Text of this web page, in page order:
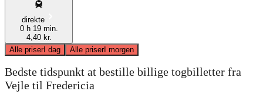
direkte
0 h 19 min.
4,40 kr.
Alle priserI dag Alle priserI morgen
Bedste tidspunkt at bestille billige togbilletter fra
Vejle til Fredericia